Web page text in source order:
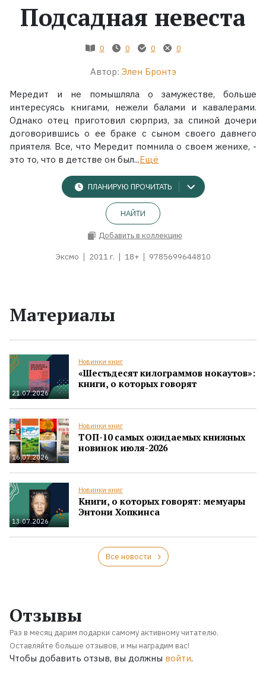
Экранизации
Подсадная невеста
0 0 0 0
Автор: Элен Бронтэ
Мередит и не помышляла о замужестве, больше
интересуясь книгами, нежели балами и кавалерами.
Однако отец приготовил сюрприз, за спиной дочери
договорившись о ее браке с сыном своего давнего
приятеля. Все, что Мередит помнила о своем женихе, -
это то, что в детстве он был...Ещё
ПЛАНИРУЮ ПРОЧИТАТЬ
НАЙТИ
Добавить в коллекцию
Эксмо 2011 г. 18+ 9785699644810
Материалы
21.07.2026
Новинки книг
«Шестьдесят килограммов нокаутов»:
книги, о которых говорят
16.07.2026
Новинки книг
ТОП-10 самых ожидаемых книжных
новинок июля-2026
13.07.2026
Новинки книг
Книги, о которых говорят: мемуары
Энтони Хопкинса
Все новости
Отзывы
Раз в месяц дарим подарки самому активному читателю.
Оставляйте больше отзывов, и мы наградим вас!
Чтобы добавить отзыв, вы должны войти.